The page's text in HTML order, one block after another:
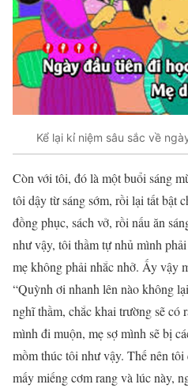
Kể lại kỉ niệm sâu sắc về
Còn với tôi, đó là một buổi sáng
tôi dậy từ sáng sớm, rồi lại tất bật
đồng phục, sách vở, rồi nấu ăn
như vậy, tôi thầm tự nhủ mình
mẹ không phải nhắc nhở. Ấy vậy
“Quỳnh ơi nhanh lên nào không
nghĩ thầm, chắc khai trường sẽ có
mình đi muộn, mẹ sợ mình sẽ bị
mồm thúc tôi như vậy. Thế nên tôi
mấy miếng cơm rang và lúc này,